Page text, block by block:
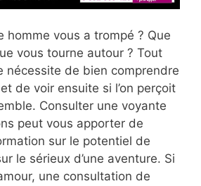
homme vous a trompé ? Que
vous tourne autour ? Tout
nécessite de bien comprendre
de voir ensuite si l’on perçoit
Consulter une voyante
peut vous apporter de
sur le potentiel de
le sérieux d’une aventure. Si
une consultation de